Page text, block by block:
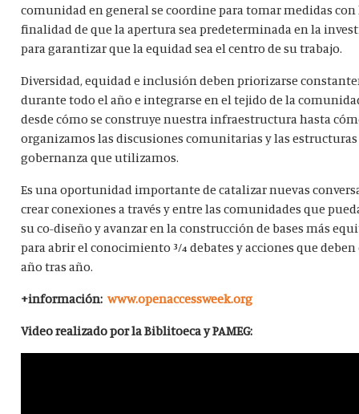
comunidad en general se coordine para tomar medidas con
finalidad de que la apertura sea predeterminada en la
para garantizar que la equidad sea el centro de su trabajo.
Diversidad, equidad e inclusión deben priorizarse
durante todo el año e integrarse en el tejido de la
desde cómo se construye nuestra infraestructura hasta
organizamos las discusiones comunitarias y las estructuras
gobernanza que utilizamos.
Es una oportunidad importante de catalizar nuevas
crear conexiones a través y entre las comunidades que
su co-diseño y avanzar en la construcción de bases más
para abrir el conocimiento 3⁄4 debates y acciones que
año tras año.
+información: www.openaccessweek.org
Video realizado por la Biblitoeca y PAMEG: